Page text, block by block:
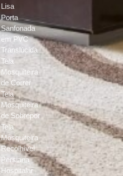
Lisa
Porta
Sanfonada
em PVC
Translúcida
Tela
Mosquiteira
de Correr
Tela
Mosquiteira
de Sobrepor
Tela
Mosquiteira
Recolhível
Persiana
Hospitalar